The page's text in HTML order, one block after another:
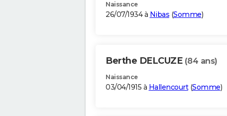
Naissance
26/07/1934 à Nibas (Somme)
Berthe DELCUZE (84 ans)
Naissance
03/04/1915 à Hallencourt(Somme)